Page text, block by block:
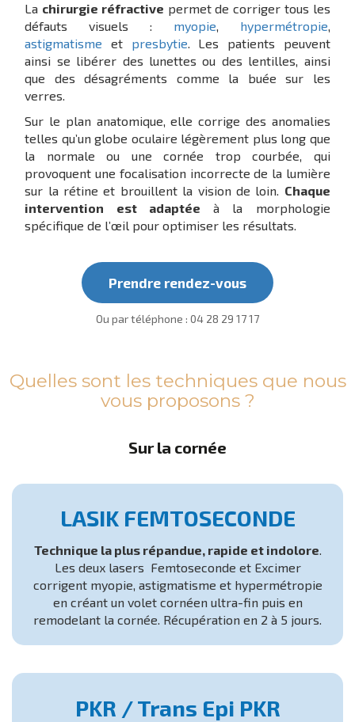
La chirurgie réfractive permet de corriger tous les
défauts visuels : myopie, hypermétropie,
astigmatisme et presbytie. Les patients peuvent
ainsi se libérer des lunettes ou des lentilles, ainsi
que des désagréments comme la buée sur les
verres.
Sur le plan anatomique, elle corrige des anomalies
telles qu’un globe oculaire légèrement plus long que
la normale ou une cornée trop courbée, qui
provoquent une focalisation incorrecte de la lumière
sur la rétine et brouillent la vision de loin. Chaque
intervention est adaptée à la morphologie
spécifique de l’œil pour optimiser les résultats.
Prendre rendez-vous
Ou par téléphone : 04 28 29 17 17
Quelles sont les techniques que nous
vous proposons ?
Sur la cornée
LASIK FEMTOSECONDE
Technique la plus répandue, rapide et indolore.
Les deux lasers Femtoseconde et Excimer
corrigent myopie, astigmatisme et hypermétropie
en créant un volet cornéen ultra-fin puis en
remodelant la cornée. Récupération en 2 à 5 jours.
PKR / Trans Epi PKR